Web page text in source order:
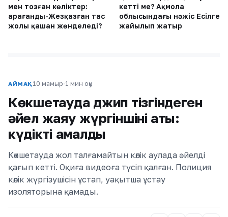
мен тозған көліктер:
Қарағанды-Жезқазған тас
жолы қашан жөнделеді?
кетті ме? Ақмола
облысындағы нәжіс Есілге
жайылып жатыр
АЙМАҚ10 мамыр·1 мин оқу
Көкшетауда джип тізгіндеген
әйел жаяу жүргіншіні қақты:
күдікті қамалды
Көкшетауда жол талғамайтын көлік аулада әйелді
қағып кетті. Оқиға видеоға түсіп қалған. Полиция
көлік жүргізушісін ұстап, уақытша ұстау
изоляторына қамады.